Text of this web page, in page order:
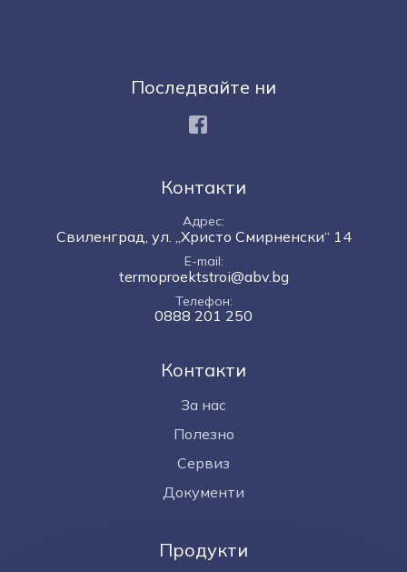
Контакти
За нас
Полезно
Сервиз
Документи
Продукти
Контакти
Адрес
Свиленград, ул. „Христо Смирненски“ 14
E-mail
termoproektstroi@abv.bg
Телефон
0888 201 250
Последвайте ни